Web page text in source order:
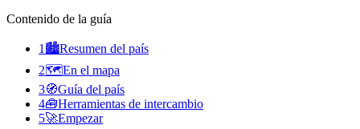
Contenido de la guía
1 🏙️Resumen del país
2🗺️En el mapa
3🧭Guía del país
4🧰Herramientas de intercambio
5🚀Empezar